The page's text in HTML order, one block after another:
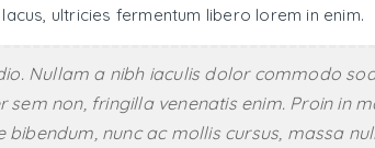
ultricies fermentum libero lorem in enim.
Nullam a nibh iaculis dolor commodo
non, fringilla venenatis enim. Proin in
nunc ac mollis cursus, massa